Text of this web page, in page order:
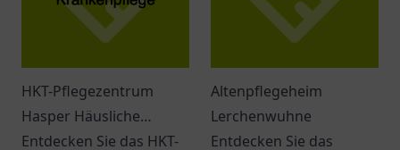
HKT-Pflegezentrum
Hasper Häusliche
Krankenpflege
Entdecken Sie das HKT-
Altenpflegeheim
Lerchenwuhne
Entdecken Sie das